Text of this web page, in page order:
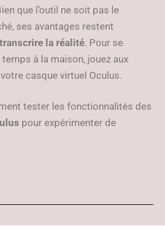
que l’outil ne soit pas le
ses avantages restent
la réalité. Pour se
à la maison, jouez aux
casque virtuel Oculus.
tester les fonctionnalités des
pour expérimenter de